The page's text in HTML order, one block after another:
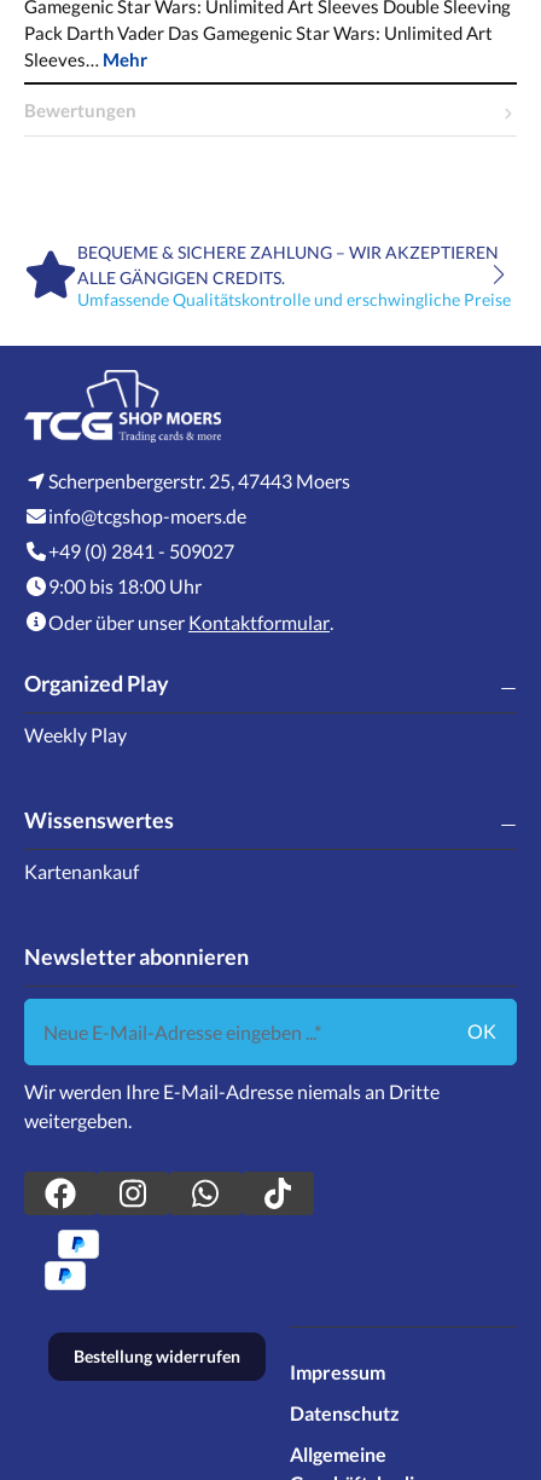
Gamegenic Star Wars: Unlimited Art Sleeves Double Sleeving
Pack Darth Vader Das Gamegenic Star Wars: Unlimited Art
Sleeves… Mehr
Bewertungen
BEQUEME & SICHERE ZAHLUNG – WIR AKZEPTIEREN
ALLE GÄNGIGEN CREDITS.
Umfassende Qualitätskontrolle und erschwingliche Preise
Scherpenbergerstr. 25, 47443 Moers
info@tcgshop-moers.de
+49 (0) 2841 - 509027
9:00 bis 18:00 Uhr
Oder über unser Kontaktformular
Organized Play
Weekly Play
Wissenswertes
Kartenankauf
Newsletter abonnieren
Neue E-Mail-Adresse eingeben ...
OK
Wir werden Ihre E-Mail-Adresse niemals an Dritte
weitergeben.
Bestellung widerrufen
Impressum
Datenschutz
Allgemeine